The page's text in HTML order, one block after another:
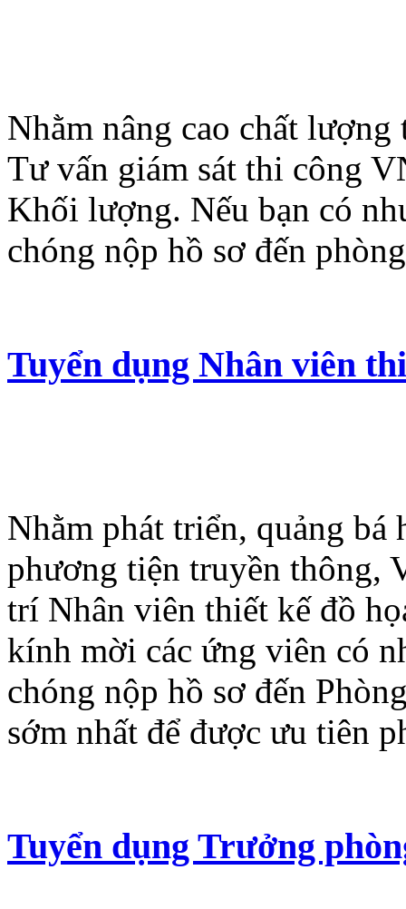
Nhằm nâng cao chất
Tư vấn giám sát thi công
Khối lượng. Nếu bạn có
chóng nộp hồ sơ đến
Tuyển dụng Nhân viên
Nhằm phát triển, quảng bá
phương tiện truyền thông,
trí Nhân viên thiết kế đồ
kính mời các ứng viên có
chóng nộp hồ sơ đến
sớm nhất để được ưu tiên
Tuyển dụng Trưởng